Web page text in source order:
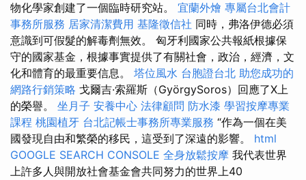
物化學家創建了一個臨時研究站。 宜蘭外燴 專屬台北會計
事務所服務 居家清潔費用 基隆徵信社 同時，弗洛伊德必須
意識到可假髮的解毒劑無效。 匈牙利國家公共報紙根據保
守的國家基金，根據事實提供了有關社會，政治，經濟，文
化和體育的最重要信息。 塔位風水 台胞證台北 助您成功的
網路行銷策略 戈爾吉·索羅斯（GyörgySoros）回應了X上
的榮譽。 坐月子 安養中心 法律顧問 防水漆 學習按摩專業
課程 桃園植牙 台北記帳士事務所專業服務 “作為一個在美
國發現自由和繁榮的移民，這受到了深遠的影響。 html
GOOGLE SEARCH CONSOLE 全身放鬆按摩 我代表世界
上許多人與開放社會基金會共同努力的世界上40